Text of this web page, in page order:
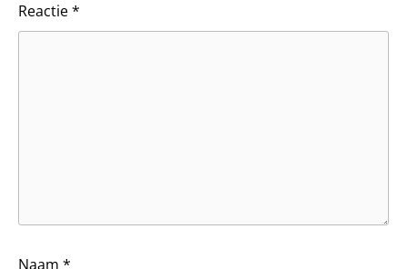
Reactie*
Naam *